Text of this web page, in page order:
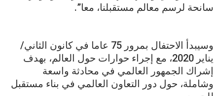
سانحة لرسم معالم مستقبلنا، معا”.
وسيبدأ الاحتفال بمرور 75 عاما في كانون الثاني/
يناير 2020، مع إجراء حوارات حول العالم، بهدف
إشراك الجمهور العالمي في محادثة واسعة
وشاملة، حول دور التعاون العالمي في بناء مستقبل